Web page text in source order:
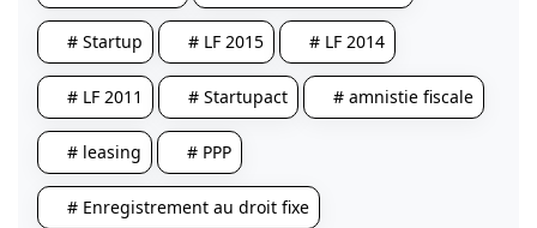
# Startup # LF 2015 # LF 2014
# LF 2011 # Startupact # amnistie fiscale
# leasing # PPP
# Enregistrement au droit fixe